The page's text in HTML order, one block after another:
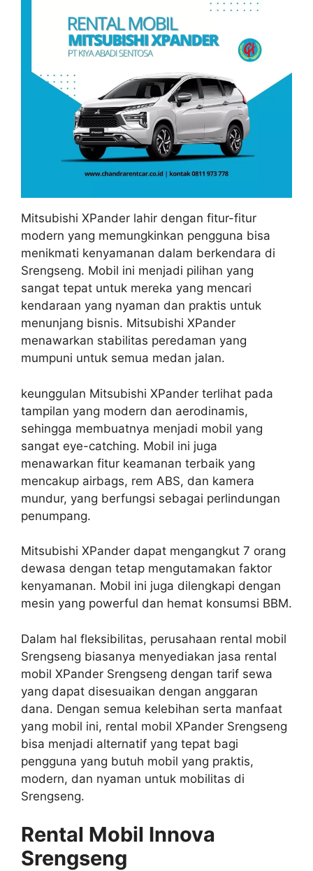
Mitsubishi XPander lahir dengan fitur-fitur
modern yang memungkinkan pengguna bisa
menikmati kenyamanan dalam berkendara di
Srengseng. Mobil ini menjadi pilihan yang
sangat tepat untuk mereka yang mencari
kendaraan yang nyaman dan praktis untuk
menunjang bisnis. Mitsubishi XPander
menawarkan stabilitas peredaman yang
mumpuni untuk semua medan jalan.
keunggulan Mitsubishi XPander terlihat pada
tampilan yang modern dan aerodinamis,
sehingga membuatnya menjadi mobil yang
sangat eye-catching. Mobil ini juga
menawarkan fitur keamanan terbaik yang
mencakup airbags, rem ABS, dan kamera
mundur, yang berfungsi sebagai perlindungan
penumpang.
Mitsubishi XPander dapat mengangkut 7 orang
dewasa dengan tetap mengutamakan faktor
kenyamanan. Mobil ini juga dilengkapi dengan
mesin yang powerful dan hemat konsumsi BBM.
Dalam hal fleksibilitas, perusahaan rental mobil
Srengseng biasanya menyediakan jasa rental
mobil XPander Srengseng dengan tarif sewa
yang dapat disesuaikan dengan anggaran
dana. Dengan semua kelebihan serta manfaat
yang mobil ini, rental mobil XPander Srengseng
bisa menjadi alternatif yang tepat bagi
pengguna yang butuh mobil yang praktis,
modern, dan nyaman untuk mobilitas di
Srengseng.
Rental Mobil Innova
Srengseng